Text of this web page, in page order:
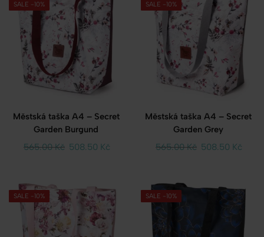
SALE -10%
Městská taška A4 – Secret
Garden Burgund
565.00Kč 508.50 Kč
SALE -10%
Městská taška A4 – Secret
Garden Grey
565.00Kč 508.50 Kč
SALE -10% SALE -10%